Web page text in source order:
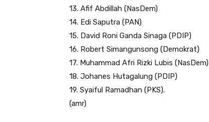
13. Afif Abdillah (NasDem)
14. Edi Saputra (PAN)
15. David Roni Ganda Sinaga (PDIP)
16. Robert Simangunsong (Demokrat)
17. Muhammad Afri Rizki Lubis (NasDem)
18. Johanes Hutagalung (PDIP)
19. Syaiful Ramadhan (PKS).
(amr)